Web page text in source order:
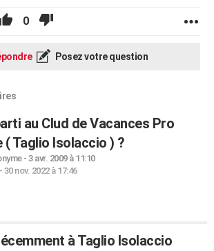
0
Posez votre question
au Clud de Vacances Pro
( Taglio Isolaccio ) ?
- 3 avr. 2009 à 11:10
- 30 nov. 2022 à 17:46
à Taglio Isolaccio